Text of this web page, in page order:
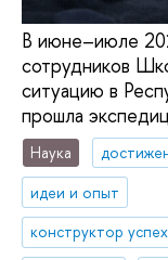
В июне–июле
сотрудников
ситуацию в
прошла
Наука
идеи и опыт
конструктор